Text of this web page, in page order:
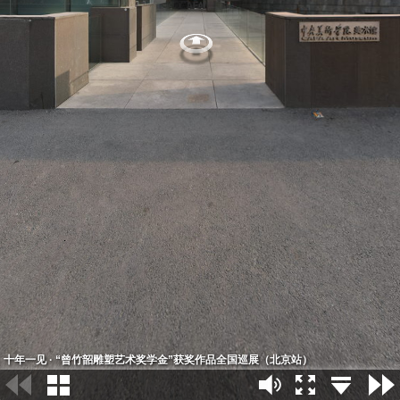
十年一见 · “曾竹韶雕塑艺术奖学金”获奖作品全国巡展（北京站）